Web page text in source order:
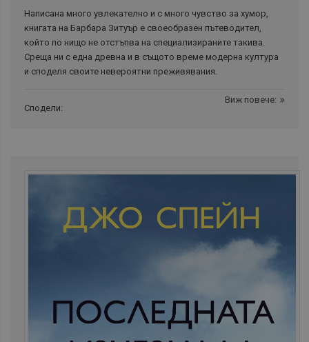
Написана много увлекателно и с много чувство за хумор,
книгата на Барбара Зитуър е своеобразен пътеводител,
който по нищо не отстъпва на специализираните такива.
Среща ни с една древна и в същото време модерна култура
и споделя своите невероятни преживявания.
Виж повече:
Сподели: